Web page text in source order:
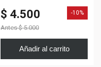
$ 4.500
Antes $ 5.000
-10%
Añadir al carrito